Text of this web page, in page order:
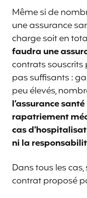
Même si de
une assurance
charge soit en
faudra une
contrats souscrits
pas suffisants :
peu élevés,
l’assurance
rapatriement
cas
ni la
Dans tous les
contrat proposé